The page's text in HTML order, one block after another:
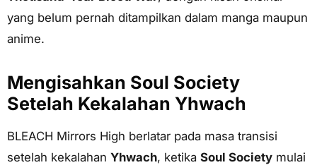
yang belum pernah ditampilkan dalam manga maupun
anime.
Mengisahkan Soul Society
Setelah Kekalahan Yhwach
BLEACH Mirrors High berlatar pada masa transisi
setelah kekalahan Yhwach, ketika Soul Society mulai